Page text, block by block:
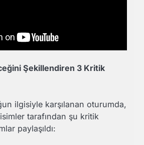
Şekillendiren 3 Kritik
ilgisiyle karşılanan oturumda,
tarafından şu kritik
paylaşıldı: